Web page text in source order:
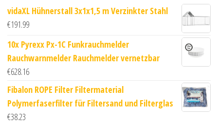
vidaXL Hühnerstall 3x1x1,5 m Verzinkter Stahl
€191.99
10x Pyrexx Px-1C Funkrauchmelder
Rauchwarnmelder Rauchmelder vernetzbar
€628.16
Fibalon ROPE Filter Filtermaterial
Polymerfaserfilter für Filtersand und Filterglas
€38.23